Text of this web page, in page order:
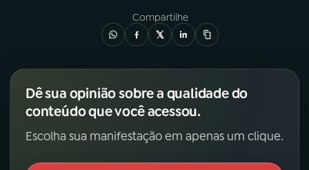
Compartilhe
Dê sua opinião sobre a qualidade do
conteúdo que você acessou.
Escolha sua manifestação em apenas um clique.